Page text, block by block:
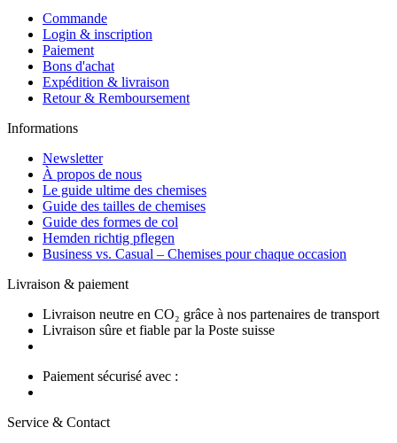
Commande
Login & inscription
Paiement
Bons d'achat
Expédition & livraison
Retour & Remboursement
Informations
Newsletter
À propos de nous
Le guide ultime des chemises
Guide des tailles de chemises
Guide des formes de col
Hemden richtig pflegen
Business vs. Casual – Chemises pour chaque occasion
Livraison & paiement
Livraison neutre en CO₂ grâce à nos partenaires de transport
Livraison sûre et fiable par la Poste suisse
Paiement sécurisé avec :
Service & Contact